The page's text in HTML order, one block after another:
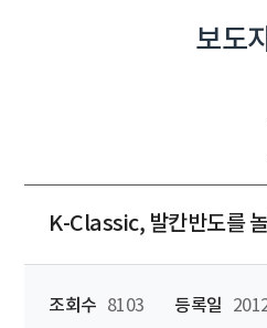
보도
K-Classic, 발칸반도를
조회수 8103 등록일